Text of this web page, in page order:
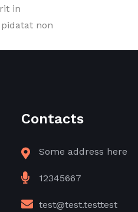
in
non
Contacts
Some address here
12345667
test@test.testtest